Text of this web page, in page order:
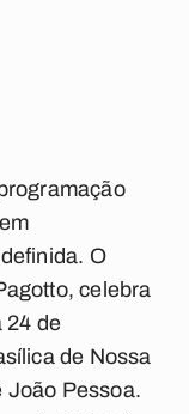
O
celebra
24 de
de Nossa
João Pessoa.